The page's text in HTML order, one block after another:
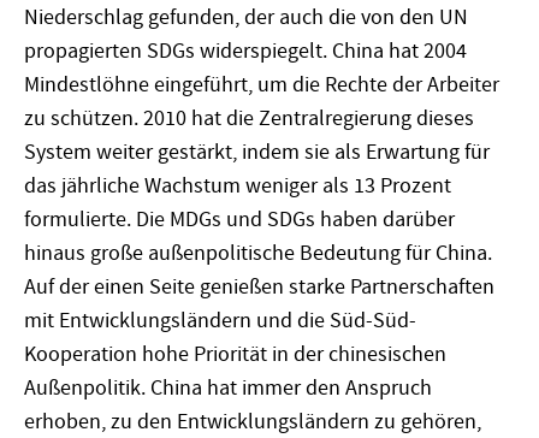
Niederschlag gefunden, der auch die von den UN
propagierten SDGs widerspiegelt. China hat 2004
Mindestlöhne eingeführt, um die Rechte der Arbeiter
zu schützen. 2010 hat die Zentralregierung dieses
System weiter gestärkt, indem sie als Erwartung für
das jährliche Wachstum weniger als 13 Prozent
formulierte. Die MDGs und SDGs haben darüber
hinaus große außenpolitische Bedeutung für China.
Auf der einen Seite genießen starke Partnerschaften
mit Entwicklungsländern und die Süd-Süd-
Kooperation hohe Priorität in der chinesischen
Außenpolitik. China hat immer den Anspruch
erhoben, zu den Entwicklungsländern zu gehören,